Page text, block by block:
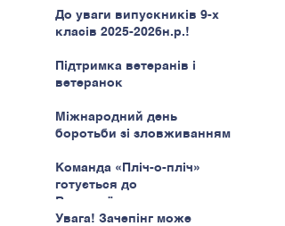
До уваги випускників 9-х
класів 2025-2026н.р.!
Підтримка ветеранів і
ветеранок
Міжнародний день
боротьби зі зловживанням
Команда «Пліч-о-пліч»
готується до
Всеукраїнського етапу
Увага! Зачепінг може